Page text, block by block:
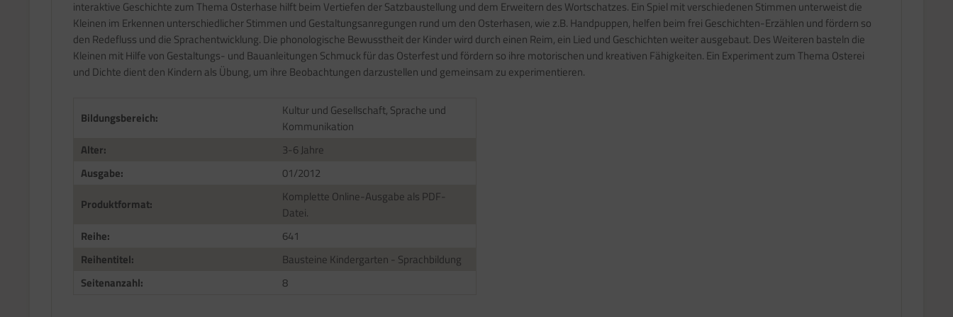
interaktive Geschichte zum Thema Osterhase hilft beim Vertiefen der Satzbaustellung und dem Erweitern des Wortschatzes. Ein Spiel mit verschiedenen Stimmen unterweist die
Kleinen im Erkennen unterschiedlicher Stimmen und Gestaltungsanregungen rund um den Osterhasen, wie z.B. Handpuppen, helfen beim frei Geschichten-Erzählen und fördern so
den Redefluss und die Sprachentwicklung. Die phonologische Bewusstheit der Kinder wird durch einen Reim, ein Lied und Geschichten weiter ausgebaut. Des Weiteren basteln die
Kleinen mit Hilfe von Gestaltungs- und Bauanleitungen Schmuck für das Osterfest und fördern so ihre motorischen und kreativen Fähigkeiten. Ein Experiment zum Thema Osterei
und Dichte dient den Kindern als Übung, um ihre Beobachtungen darzustellen und gemeinsam zu experimentieren.
Bildungsbereich:
Kultur und Gesellschaft, Sprache und
Kommunikation
Alter:
3-6 Jahre
Ausgabe:
01/2012
Produktformat:
Komplette Online-Ausgabe als PDF-
Datei.
Reihe:
641
Reihentitel:
Bausteine Kindergarten - Sprachbildung
Seitenanzahl:
8